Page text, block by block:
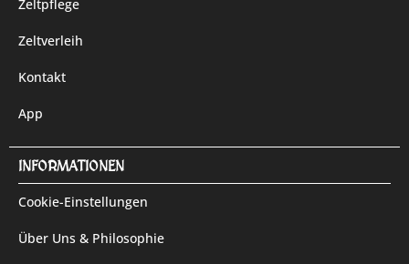
Zeltpflege
Zeltverleih
Kontakt
App
INFORMATIONEN
Cookie-Einstellungen
Über Uns & Philosophie